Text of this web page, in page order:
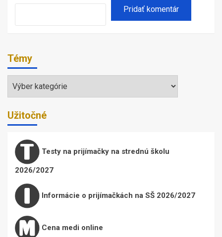
Témy
Užitočné
Testy na prijímačky na strednú školu
2026/2027
Informácie o prijímačkách na SŠ 2026/2027
Cena medi online